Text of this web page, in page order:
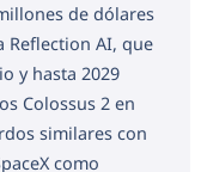
de dólares
Reflection AI, que
y hasta 2029
Colossus 2 en
similares con
como